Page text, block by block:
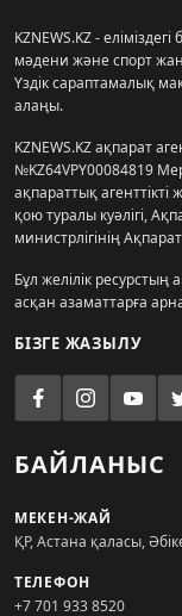
KZNEWS.KZ -
мәдени және спорт
Үздік сараптамалық
алаңы.
KZNEWS.KZ ақпарат
№KZ64VPY00084819
ақпараттық
қою туралы куәлігі,
министрлігінің
Бұл желілік ресурстың
асқан азаматтарға
БІЗГЕ ЖАЗЫЛУ
БАЙЛАНЫС
МЕКЕН-ЖАЙ
ҚР, Астана қаласы,
ТЕЛЕФОН
+7 701 933 8520